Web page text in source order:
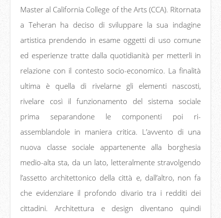
Master al California College of the Arts (CCA). Ritornata
a Teheran ha deciso di sviluppare la sua indagine
artistica prendendo in esame oggetti di uso comune
ed esperienze tratte dalla quotidianità per metterli in
relazione con il contesto socio-economico. La finalità
ultima è quella di rivelarne gli elementi nascosti,
rivelare così il funzionamento del sistema sociale
prima separandone le componenti poi ri-
assemblandole in maniera critica. L’avvento di una
nuova classe sociale appartenente alla borghesia
medio-alta sta, da un lato, letteralmente stravolgendo
l’assetto architettonico della città e, dall’altro, non fa
che evidenziare il profondo divario tra i redditi dei
cittadini. Architettura e design diventano quindi